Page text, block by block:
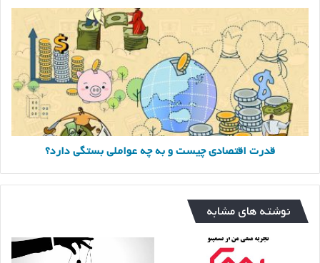
قدرت
اقتصادی
چیست
و
عواملی
بستگی
دارد؟
قدرت اقتصادی چیست و به چه عواملی بستگی دارد؟
نوشته های مشابه